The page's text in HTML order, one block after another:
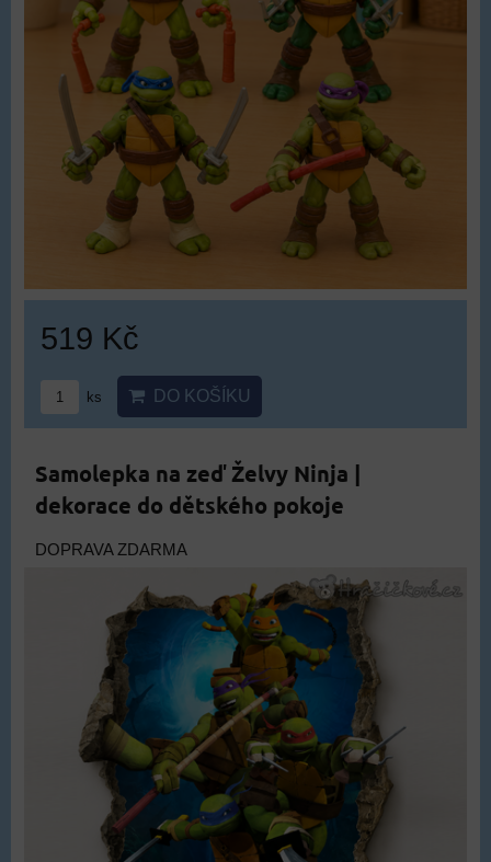
519 Kč
ks DO KOŠÍKU
Samolepka na zeď Želvy Ninja |
dekorace do dětského pokoje
DOPRAVA ZDARMA